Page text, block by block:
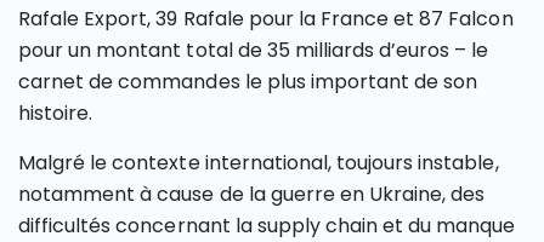
Rafale Export, 39 Rafale pour la France et 87 Falcon
pour un montant total de 35 milliards d’euros – le
carnet de commandes le plus important de son
histoire.
Malgré le contexte international, toujours instable,
notamment à cause de la guerre en Ukraine, des
difficultés concernant la supply chain et du manque